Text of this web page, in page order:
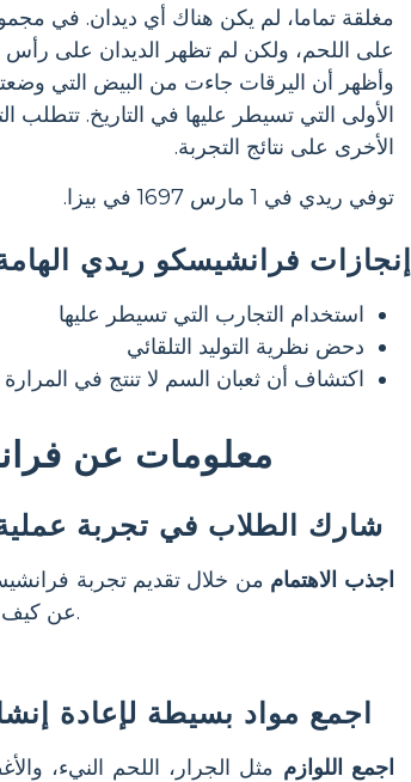
مغلقة تماما، لم يكن هناك أي ديدان. في
على اللحم، ولكن لم تظهر الديدان على
وأظهر أن اليرقات جاءت من البيض التي
الأولى التي تسيطر عليها في التاريخ. تتطلب
الأخرى على نتائج التجربة.
توفي ريدي في 1 مارس 1697 في بيزا.
إنجازات فرانشيسكو ريدي
استخدام التجارب التي تسيطر عليها
دحض نظرية التوليد التلقائي
اكتشاف أن ثعبان السم لا تنتج في المرارة
معلومات عن
شارك الطلاب في تجربة
اجذب الاهتمام من خلال تقديم تجربة
عن كيف تحدى الفكرة أن الذباب ينشأ من اللحم بدون ذباب.
اجمع مواد بسيطة لإعادة
اجمع اللوازم مثل الجرار، اللحم النيء،